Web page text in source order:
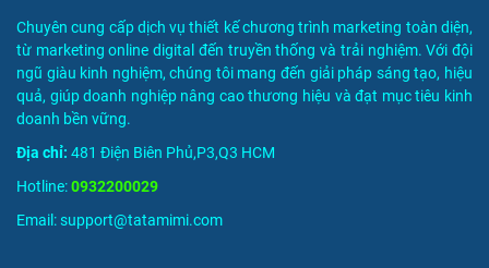
Chuyên cung cấp dịch vụ thiết kế chương trình marketing toàn diện,
từ marketing online digital đến truyền thống và trải nghiệm. Với đội
ngũ giàu kinh nghiệm, chúng tôi mang đến giải pháp sáng tạo, hiệu
quả, giúp doanh nghiệp nâng cao thương hiệu và đạt mục tiêu kinh
doanh bền vững.
Địa chỉ: 481 Điện Biên Phủ,P3,Q3 HCM
Hotline:0932200029
Email: support@tatamimi.com